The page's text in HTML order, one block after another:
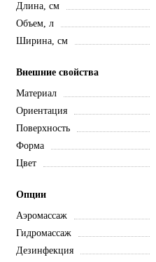
Длина, см
Объем, л
Ширина, см
Внешние свойства
Материал
Ориентация
Поверхность
Форма
Цвет
Опции
Аэромассаж
Гидромассаж
Дезинфекция